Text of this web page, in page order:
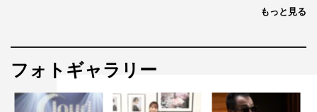
もっと見る
フォトギャラリー